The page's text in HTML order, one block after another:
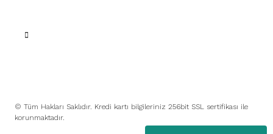
© Tüm Hakları Saklıdır. Kredi kartı bilgileriniz 256bit SSL sertifikası ile
korunmaktadır.